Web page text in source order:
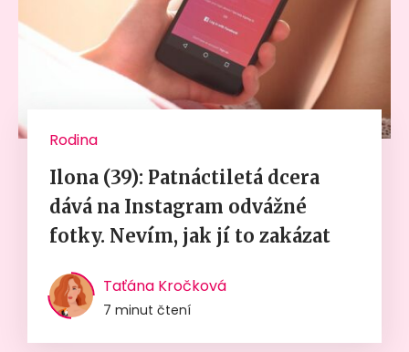
Rodina
Ilona (39): Patnáctiletá dcera
dává na Instagram odvážné
fotky. Nevím, jak jí to zakázat
Taťána Kročková
7 minut čtení